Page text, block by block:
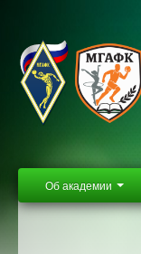
Об академии